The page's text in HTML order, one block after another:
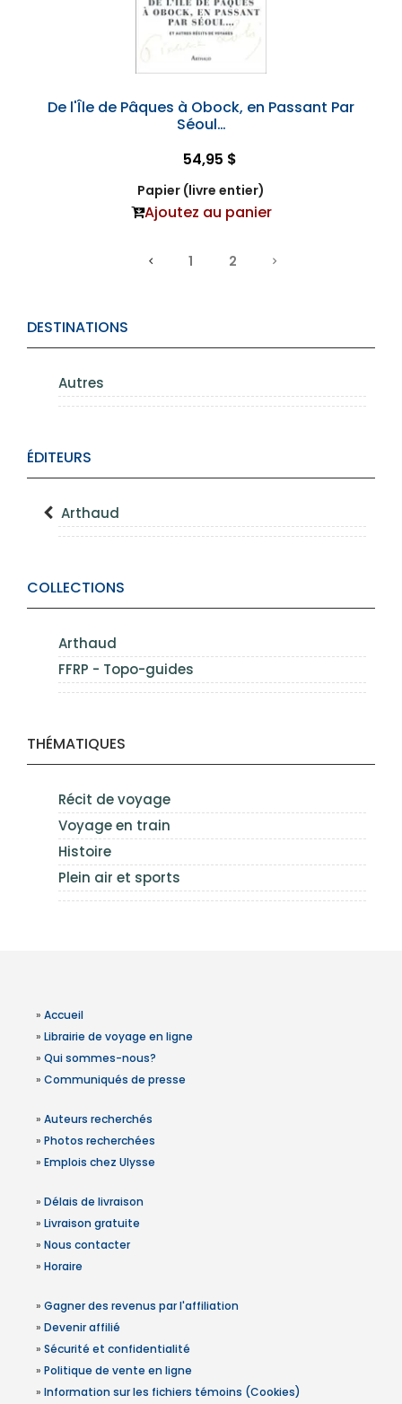
DESTINATIONS
Autres
ÉDITEURS
Arthaud
COLLECTIONS
Arthaud
FFRP - Topo-guides
THÉMATIQUES
Récit de voyage
Voyage en train
Histoire
Plein air et sports
De l'Île de Pâques à Obock, en Passant Par
Séoul…
54,95 $
Papier (livre entier)
Ajoutez au panier
1 2
» Accueil
» Librairie de voyage en ligne
» Qui sommes-nous?
» Communiqués de presse
» Auteurs recherchés
» Photos recherchées
» Emplois chez Ulysse
» Délais de livraison
» Livraison gratuite
» Nous contacter
» Horaire
» Gagner des revenus par l'affiliation
» Devenir affilié
» Sécurité et confidentialité
» Politique de vente en ligne
» Information sur les fichiers témoins (Cookies)